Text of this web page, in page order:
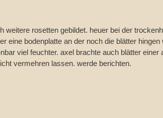
weitere rosetten gebildet. heuer bei der
eine bodenplatte an der noch die blätter hingen
viel feuchter. axel brachte auch blätter einer
vermehren lassen. werde berichten.